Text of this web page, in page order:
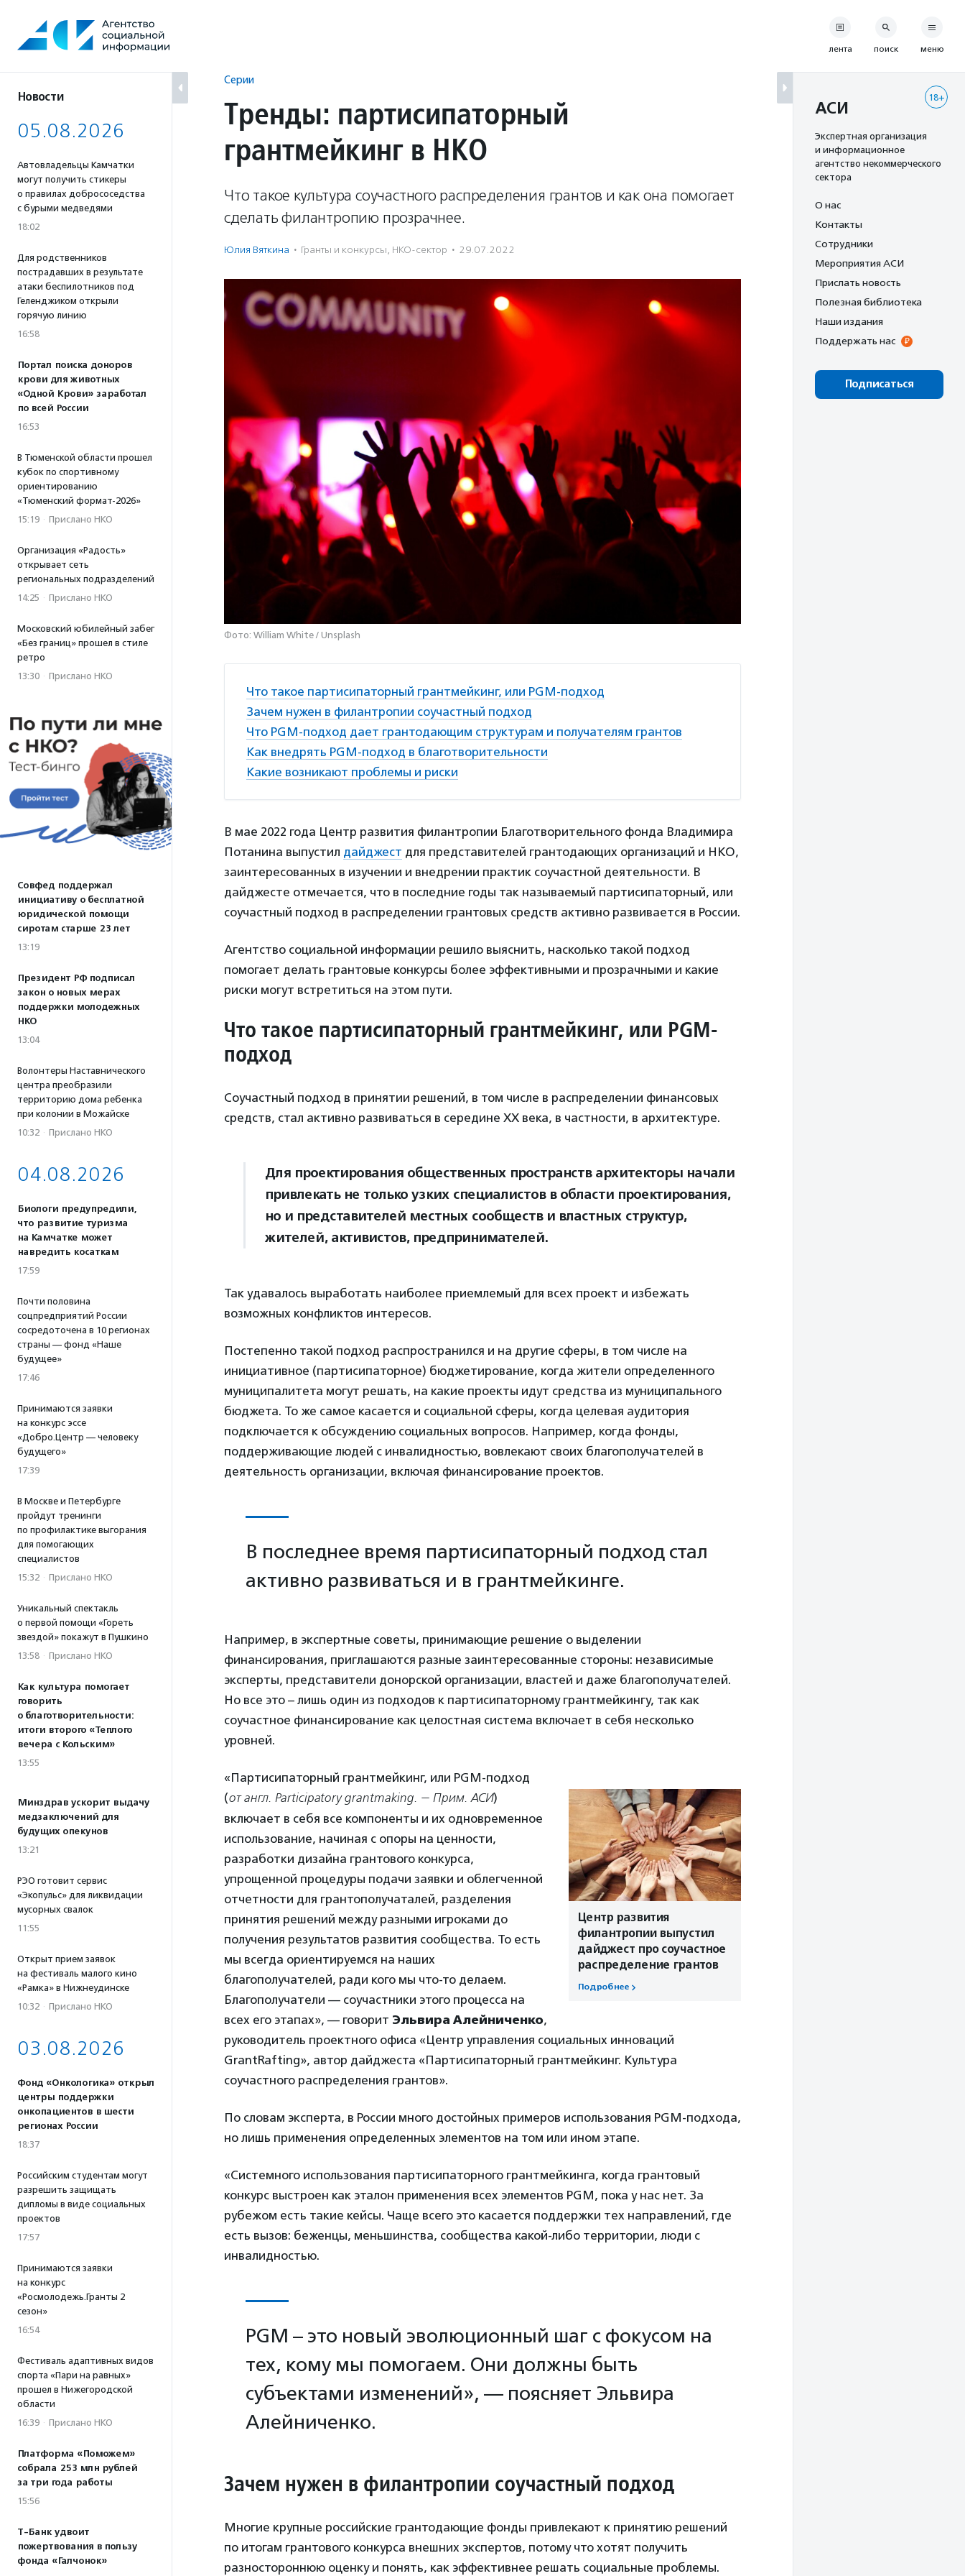
содержанию
Новости
05.08.2026
Автовладельцы Камчатки
могут получить стикеры
о правилах добрососедства
с бурыми медведями
18:02
Для родственников
пострадавших в результате
атаки беспилотников под
Геленджиком открыли
горячую линию
16:58
Портал поиска доноров
крови для животных
«Одной Крови» заработал
по всей России
16:53
В Тюменской области прошел
кубок по спортивному
ориентированию
«Тюменский формат-2026»
15:19 · Прислано НКО
Организация «Радость»
открывает сеть
региональных подразделений
14:25 · Прислано НКО
Московский юбилейный забег
«Без границ» прошел в стиле
ретро
13:30 · Прислано НКО
Совфед поддержал
инициативу о бесплатной
юридической помощи
сиротам старше 23 лет
13:19
Президент РФ подписал
закон о новых мерах
поддержки молодежных
НКО
13:04
Волонтеры Наставнического
центра преобразили
территорию дома ребенка
при колонии в Можайске
10:32 · Прислано НКО
04.08.2026
Биологи предупредили,
что развитие туризма
на Камчатке может
навредить косаткам
17:59
Почти половина
соцпредприятий России
сосредоточена в 10 регионах
страны — фонд «Наше
будущее»
17:46
Принимаются заявки
на конкурс эссе
«Добро.Центр — человеку
будущего»
17:39
В Москве и Петербурге
пройдут тренинги
по профилактике выгорания
для помогающих
специалистов
15:32 · Прислано НКО
Уникальный спектакль
о первой помощи «Гореть
звездой» покажут в Пушкино
13:58 · Прислано НКО
Как культура помогает
говорить
о благотворительности:
итоги второго «Теплого
вечера с Кольским»
13:55
Минздрав ускорит выдачу
медзаключений для
будущих опекунов
13:21
РЭО готовит сервис
«Экопульс» для ликвидации
мусорных свалок
11:55
Открыт прием заявок
на фестиваль малого кино
«Рамка» в Нижнеудинске
10:32 · Прислано НКО
03.08.2026
Фонд «Онкологика» открыл
центры поддержки
онкопациентов в шести
регионах России
18:37
Российским студентам могут
разрешить защищать
дипломы в виде социальных
проектов
17:57
Принимаются заявки
на конкурс
«Росмолодежь.Гранты 2
сезон»
16:54
Фестиваль адаптивных видов
спорта «Пари на равных»
прошел в Нижегородской
области
16:39 · Прислано НКО
Платформа «Поможем»
собрала 253 млн рублей
за три года работы
15:56
Т-Банк удвоит
пожертвования в пользу
фонда «Галчонок»
Серии
Тренды: партисипаторный
грантмейкинг в НКО
Что такое культура соучастного распределения грантов и как она помогает
сделать филантропию прозрачнее.
Юлия Вяткина · Гранты и конкурсы, НКО-сектор · 29.07.2022
Фото: William White / Unsplash
Что такое партисипаторный грантмейкинг, или PGM-подход
Зачем нужен в филантропии соучастный подход
Что PGM-подход дает грантодающим структурам и получателям грантов
Как внедрять PGM-подход в благотворительности
Какие возникают проблемы и риски
В мае 2022 года Центр развития филантропии Благотворительного фонда Владимира
Потанина выпустил дайджест для представителей грантодающих организаций и НКО,
заинтересованных в изучении и внедрении практик соучастной деятельности. В
дайджесте отмечается, что в последние годы так называемый партисипаторный, или
соучастный подход в распределении грантовых средств активно развивается в России.
Агентство социальной информации решило выяснить, насколько такой подход
помогает делать грантовые конкурсы более эффективными и прозрачными и какие
риски могут встретиться на этом пути.
Что такое партисипаторный грантмейкинг, или PGM-
подход
Соучастный подход в принятии решений, в том числе в распределении финансовых
средств, стал активно развиваться в середине XX века, в частности, в архитектуре.
Для проектирования общественных пространств архитекторы начали
привлекать не только узких специалистов в области проектирования,
но и представителей местных сообществ и властных структур,
жителей, активистов, предпринимателей.
Так удавалось выработать наиболее приемлемый для всех проект и избежать
возможных конфликтов интересов.
Постепенно такой подход распространился и на другие сферы, в том числе на
инициативное (партисипаторное) бюджетирование, когда жители определенного
муниципалитета могут решать, на какие проекты идут средства из муниципального
бюджета. То же самое касается и социальной сферы, когда целевая аудитория
подключается к обсуждению социальных вопросов. Например, когда фонды,
поддерживающие людей с инвалидностью, вовлекают своих благополучателей в
деятельность организации, включая финансирование проектов.
В последнее время партисипаторный подход стал
активно развиваться и в грантмейкинге.
Например, в экспертные советы, принимающие решение о выделении
финансирования, приглашаются разные заинтересованные стороны: независимые
эксперты, представители донорской организации, властей и даже благополучателей.
Но все это – лишь один из подходов к партисипаторному грантмейкингу, так как
соучастное финансирование как целостная система включает в себя несколько
уровней.
Центр развития
филантропии выпустил
дайджест про соучастное
распределение грантов
Подробнее
«Партисипаторный грантмейкинг, или PGM-подход
(от англ. Participatory grantmaking. — Прим. АСИ)
включает в себя все компоненты и их одновременное
использование, начиная с опоры на ценности,
разработки дизайна грантового конкурса,
упрощенной процедуры подачи заявки и облегченной
отчетности для грантополучаталей, разделения
принятия решений между разными игроками до
получения результатов развития сообщества. То есть
мы всегда ориентируемся на наших
благополучателей, ради кого мы что-то делаем.
Благополучатели — соучастники этого процесса на
всех его этапах», — говорит Эльвира Алейниченко,
руководитель проектного офиса «Центр управления социальных инноваций
GrantRafting», автор дайджеста «Партисипаторный грантмейкинг. Культура
соучастного распределения грантов».
По словам эксперта, в России много достойных примеров использования PGM-подхода,
но лишь применения определенных элементов на том или ином этапе.
«Системного использования партисипаторного грантмейкинга, когда грантовый
конкурс выстроен как эталон применения всех элементов PGM, пока у нас нет. За
рубежом есть такие кейсы. Чаще всего это касается поддержки тех направлений, где
есть вызов: беженцы, меньшинства, сообщества какой-либо территории, люди с
инвалидностью.
PGM – это новый эволюционный шаг с фокусом на
тех, кому мы помогаем. Они должны быть
субъектами изменений», — поясняет Эльвира
Алейниченко.
Зачем нужен в филантропии соучастный подход
Многие крупные российские грантодающие фонды привлекают к принятию решений
по итогам грантового конкурса внешних экспертов, потому что хотят получить
разностороннюю оценку и понять, как эффективнее решать социальные проблемы.
лента поиск меню
18+
АСИ
Экспертная организация
и информационное
агентство некоммерческого
сектора
О нас
Контакты
Сотрудники
Мероприятия АСИ
Прислать новость
Полезная библиотека
Наши издания
Поддержать нас
Подписаться